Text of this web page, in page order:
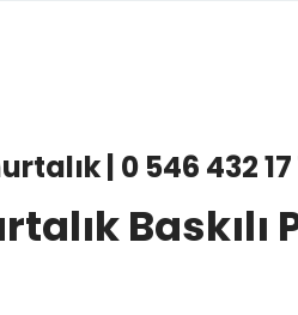
| 0 546 432 17
Baskılı